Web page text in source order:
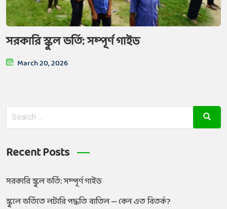
সরকারি স্কুল ভর্তি: সম্পূর্ণ গাইড
March 20, 2026
Recent Posts
সরকারি স্কুল ভর্তি: সম্পূর্ণ গাইড
স্কুলে ভর্তিতে লটারি পদ্ধতি বাতিল — কেন এত বিতর্ক?